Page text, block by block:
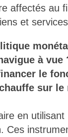
affectés au
et
à
le
sur le
en
Ces